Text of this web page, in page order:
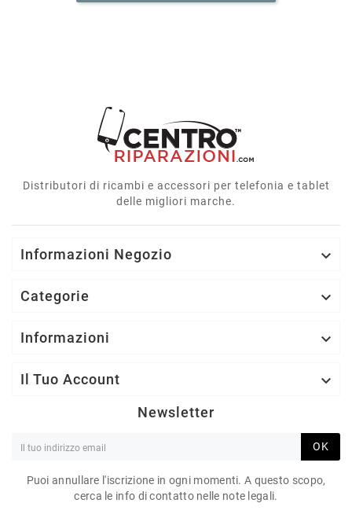
Distributori di ricambi e accessori per telefonia e tablet
delle migliori marche.
Informazioni Negozio 
Categorie 
Informazioni 
Il Tuo Account 
Newsletter
OK
Puoi annullare l'iscrizione in ogni momenti. A questo scopo,
cerca le info di contatto nelle note legali.